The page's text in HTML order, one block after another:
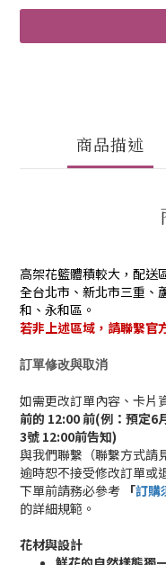
商品描述
高架花籃體積較大，配送
全台北市、新北市三重、
和、永和區。
若非上述區域，請聯繫官
訂單修改與取消
如需更改訂單內容、卡片
前的 12:00 前(例：預定6
3號 12:00前告知)
與我們聯繫（聯繫方式請
逾時恕不接受修改訂單或
下單前請務必參考 「訂購
的詳細規範。
花材與設計